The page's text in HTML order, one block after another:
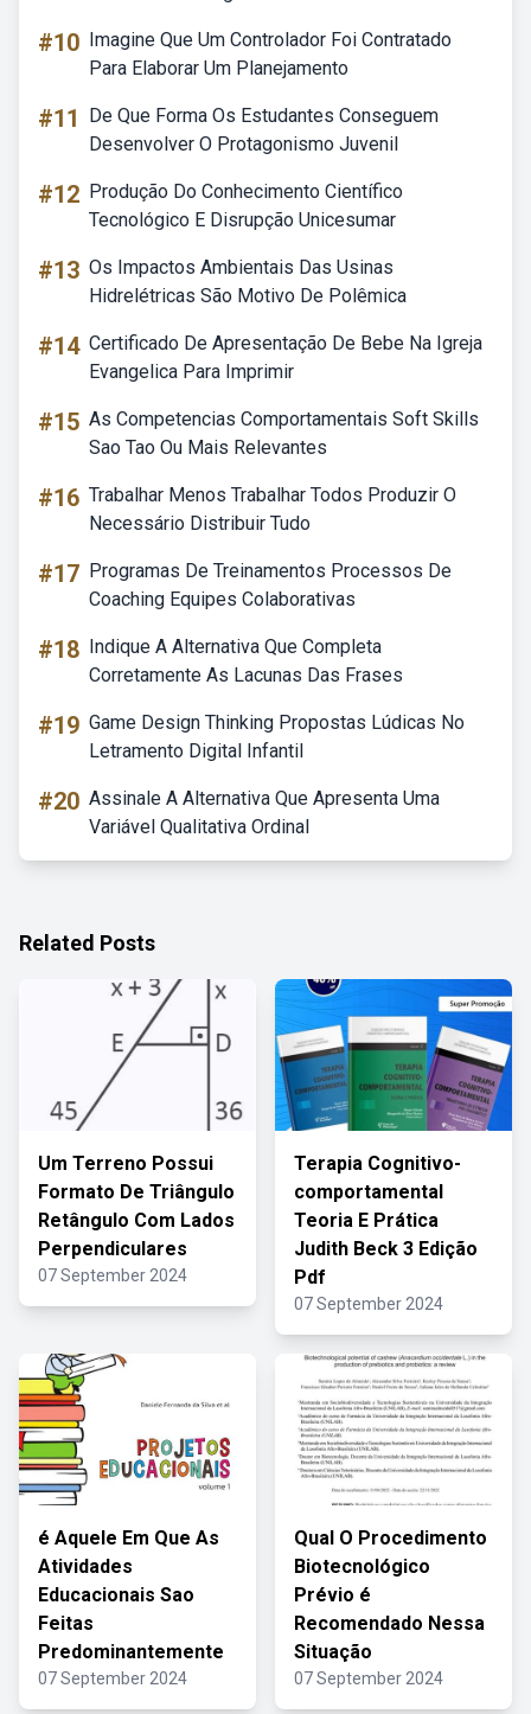
#10 Imagine Que Um Controlador Foi Contratado
Para Elaborar Um Planejamento
#11
De Que Forma Os Estudantes Conseguem
Desenvolver O Protagonismo Juvenil
#12 Produção Do Conhecimento Científico
Tecnológico E Disrupção Unicesumar
#13 Os Impactos Ambientais Das Usinas
Hidrelétricas São Motivo De Polêmica
#14 Certificado De Apresentação De Bebe Na Igreja
Evangelica Para Imprimir
#15 As Competencias Comportamentais Soft Skills
Sao Tao Ou Mais Relevantes
#16 Trabalhar Menos Trabalhar Todos Produzir O
Necessário Distribuir Tudo
#17 Programas De Treinamentos Processos De
Coaching Equipes Colaborativas
#18 Indique A Alternativa Que Completa
Corretamente As Lacunas Das Frases
#19 Game Design Thinking Propostas Lúdicas No
Letramento Digital Infantil
#20 Assinale A Alternativa Que Apresenta Uma
Variável Qualitativa Ordinal
Related Posts
Um Terreno Possui
Formato De Triângulo
Retângulo Com Lados
Perpendiculares
07 September 2024
Terapia Cognitivo-
comportamental
Teoria E Prática
Judith Beck 3 Edição
Pdf
07 September 2024
é Aquele Em Que As
Atividades
Educacionais Sao
Feitas
Predominantemente
07 September 2024
Qual O Procedimento
Biotecnológico
Prévio é
Recomendado Nessa
Situação
07 September 2024